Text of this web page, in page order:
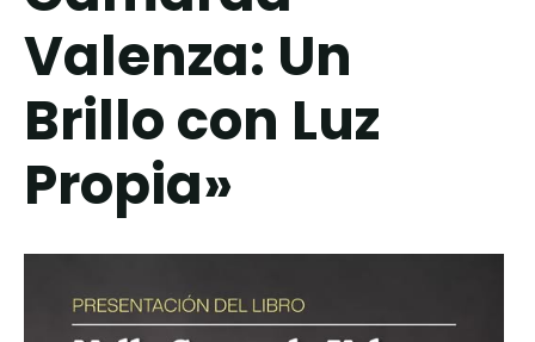
Valenza: Un
Brillo con Luz
Propia»